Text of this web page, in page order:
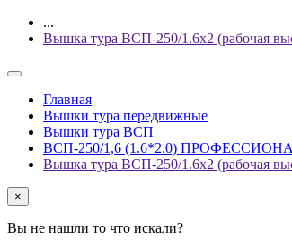
...
Вышка тура ВСП-250/1.6х2
Главная
Вышки тура передвижные
Вышки тура ВСП
ВСП-250/1,6 (1.6*2.0)
Вышка тура ВСП-250/1.6х2
×
Вы не нашли то что искали?